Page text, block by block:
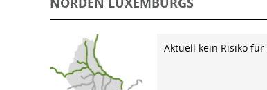
Aktuell kein Risiko für